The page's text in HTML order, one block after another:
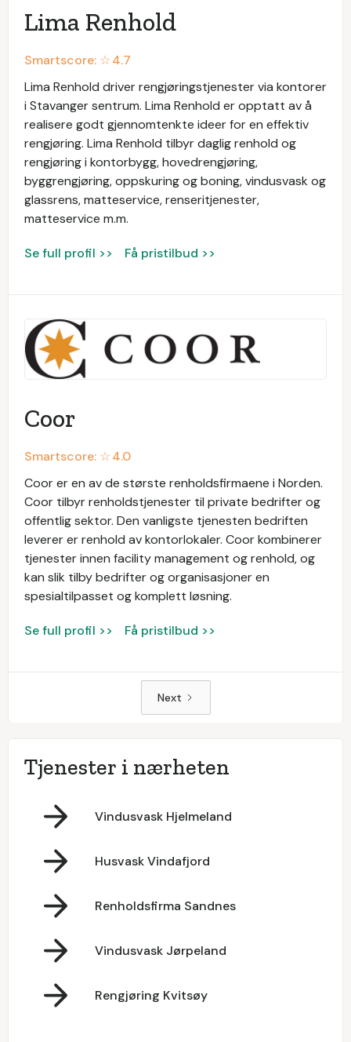
Lima Renhold
Smartscore: ☆4.7
Lima Renhold driver rengjøringstjenester via kontorer
i Stavanger sentrum. Lima Renhold er opptatt av å
realisere godt gjennomtenkte ideer for en effektiv
rengjøring. Lima Renhold tilbyr daglig renhold og
rengjøring i kontorbygg, hovedrengjøring,
byggrengjøring, oppskuring og boning, vindusvask og
glassrens, matteservice, renseritjenester,
matteservice m.m.
Se full profil >> Få pristilbud >>
Coor
Smartscore: ☆4.0
Coor er en av de største renholdsfirmaene i Norden.
Coor tilbyr renholdstjenester til private bedrifter og
offentlig sektor. Den vanligste tjenesten bedriften
leverer er renhold av kontorlokaler. Coor kombinerer
tjenester innen facility management og renhold, og
kan slik tilby bedrifter og organisasjoner en
spesialtilpasset og komplett løsning.
Se full profil >> Få pristilbud >>
Next
Tjenester i nærheten
Vindusvask Hjelmeland
Husvask Vindafjord
Renholdsfirma Sandnes
Vindusvask Jørpeland
Rengjøring Kvitsøy